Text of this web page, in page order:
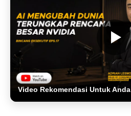
Video Rekomendasi Untuk Anda